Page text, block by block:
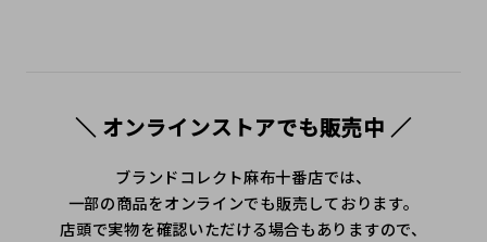
＼ オンラインストアでも販売中 ／
ブランドコレクト麻布十番店では、
一部の商品をオンラインでも販売しております。
店頭で実物を確認いただける場合もありますので、